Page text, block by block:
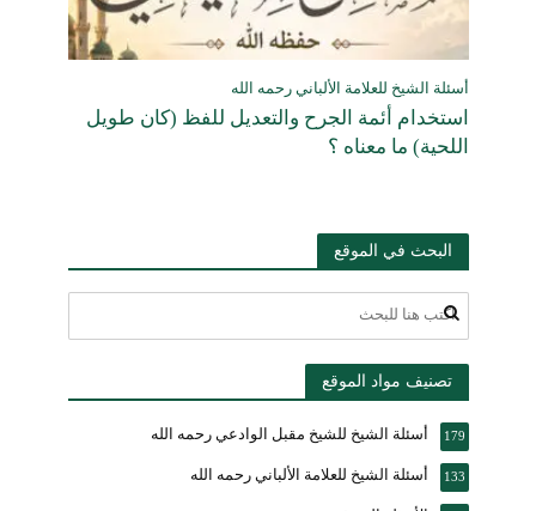
أسئلة الشيخ للعلامة الألباني رحمه الله
استخدام أئمة الجرح والتعديل للفظ (كان طويل
اللحية) ما معناه ؟
البحث في الموقع
تصنيف مواد الموقع
أسئلة الشيخ للشيخ مقبل الوادعي رحمه الله 179
أسئلة الشيخ للعلامة الألباني رحمه الله 133